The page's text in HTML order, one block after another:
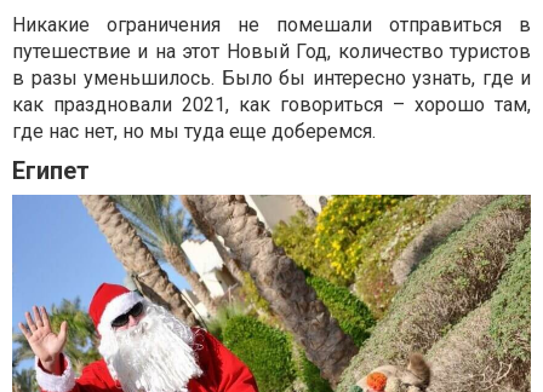
Никакие ограничения не помешали отправиться в
путешествие и на этот Новый Год, количество туристов
в разы уменьшилось. Было бы интересно узнать, где и
как праздновали 2021, как говориться – хорошо там,
где нас нет, но мы туда еще доберемся.
Египет